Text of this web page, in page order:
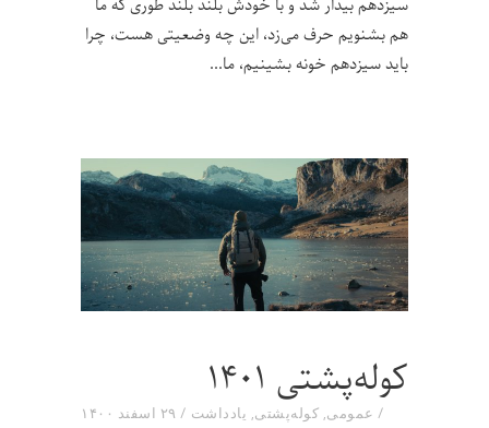
سیزدهم بیدار شد و با خودش بلند بلند طوری که ما
هم بشنویم حرف می‌زد، این چه وضعیتی هست، چرا
باید سیزدهم خونه بشینیم، ما
کوله‌پشتی ۱۴۰۱
۲۹ اسفند ۱۴۰۰ عمومی, کوله‌پشتی, یادداشت